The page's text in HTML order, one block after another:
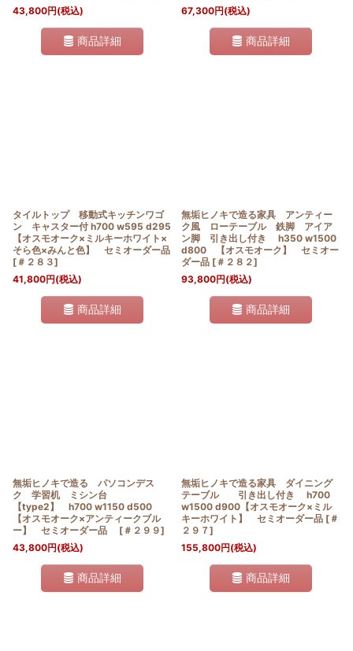
43,800円(税込)
商品詳細
67,300円(税込)
商品詳細
タイルトップ 移動式キッチンワゴ
ン キャスター付 h700 w595 d295
【オスモオーク×ミルキーホワイト×
そら色×みんと色】 セミオーダー品
[ ＃２８３]
41,800円(税込)
商品詳細
無垢ヒノキで造る家具 アンティー
ク風 ローテーブル 鉄脚 アイア
ン脚 引き出し付き h350 w1500
d800 【オスモオーク】 セミオー
ダー品 [ ＃２８２]
93,800円(税込)
商品詳細
無垢ヒノキで造る パソコンデス
ク 学習机 ミシン台
【type2】 h700 w1150 d500
【オスモオーク×アンティークブル
ー】 セミオーダー品
[ ＃２９９]
43,800円(税込)
商品詳細
無垢ヒノキで造る家具 ダイニング
テーブル 引き出し付き h700
w1500 d900【オスモオーク×ミル
キーホワイト】 セミオーダー品 [ ＃
２９７]
155,800円(税込)
商品詳細